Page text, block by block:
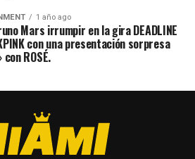
1 año ago
Mars irrumpir en la gira DEADLINE
con una presentación sorpresa
con ROSÉ.